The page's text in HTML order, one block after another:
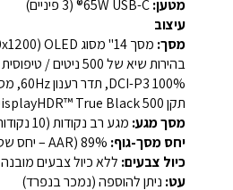
מטען:
עיצוב
מסך:
תקן DisplayHDR™ True Black 500, זכוכית, מגע
מסך מגע: מגע רב נקודות (10 נקודות)
יחס מסך-גוף:
כיול צבעים: ללא כיול צבעים מובנה
עט: ניתן להוספה (נמכר בנפרד)